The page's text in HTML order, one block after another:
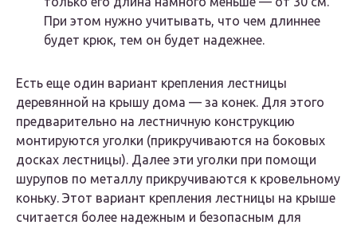
При этом нужно учитывать, что чем длиннее
будет крюк, тем он будет надежнее.
Есть еще один вариант крепления лестницы
деревянной на крышу дома — за конек. Для этого
предварительно на лестничную конструкцию
монтируются уголки (прикручиваются на боковых
досках лестницы). Далее эти уголки при помощи
шурупов по металлу прикручиваются к кровельному
коньку. Этот вариант крепления лестницы на крыше
считается более надежным и безопасным для